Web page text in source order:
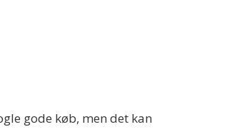
gode køb, men det kan